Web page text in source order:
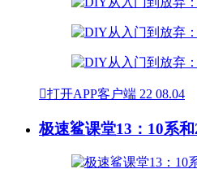
打开APP客户端 22 08.04
极速鲨课堂13：10系